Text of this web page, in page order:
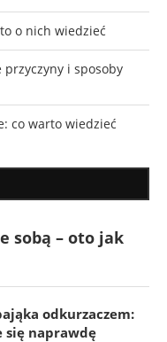
o nich wiedzieć
i sposoby
co warto wiedzieć
sobą – oto jak
odkurzaczem:
się naprawdę